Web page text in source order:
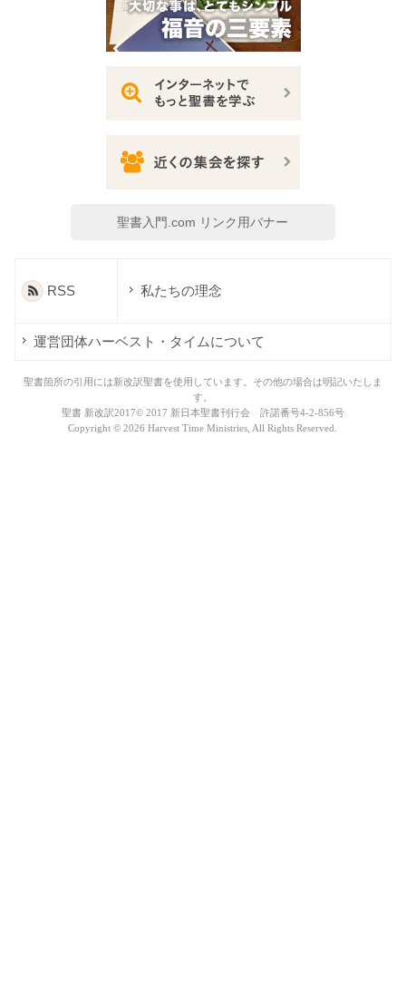
聖書入門.com リンク用バナー
RSS 私たちの理念
運営団体ハーベスト・タイムについて
聖書箇所の引用には新改訳聖書を使用しています。その他の場合は明記いたしま
す。
聖書 新改訳2017© 2017 新日本聖書刊行会 許諾番号4-2-856号
Copyright ©2026 Harvest Time Ministries, All Rights Reserved.